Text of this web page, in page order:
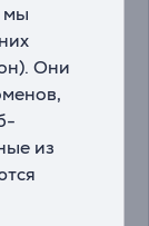
мы
Они
из
черный -
мыши